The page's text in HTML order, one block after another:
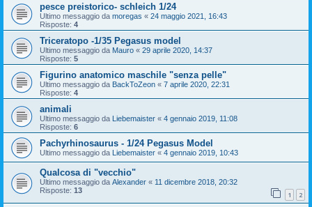
pesce preistorico- schleich 1/24
Ultimo messaggio da moregas « 24 maggio 2021, 16:43
Risposte: 4
Triceratopo -1/35 Pegasus model
Ultimo messaggio da Mauro « 29 aprile 2020, 14:37
Risposte: 5
Figurino anatomico maschile "senza pelle"
Ultimo messaggio da BackToZeon « 7 aprile 2020, 22:31
Risposte: 4
animali
Ultimo messaggio da Liebemaister « 4 gennaio 2019, 11:08
Risposte: 6
Pachyrhinosaurus - 1/24 Pegasus Model
Ultimo messaggio da Liebemaister « 4 gennaio 2019, 10:43
Qualcosa di "vecchio"
Ultimo messaggio da Alexander « 11 dicembre 2018, 20:32
Risposte: 13 1 2